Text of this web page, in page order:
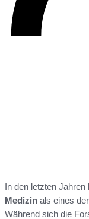
In den letzten Jahren
Medizin als eines
Während sich die